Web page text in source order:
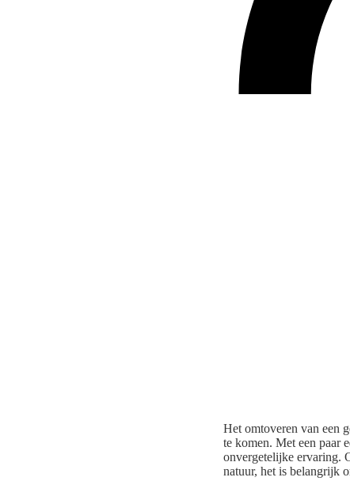
Het omtoveren van een
te komen. Met een paar
onvergetelijke ervaring.
natuur, het is belangrijk